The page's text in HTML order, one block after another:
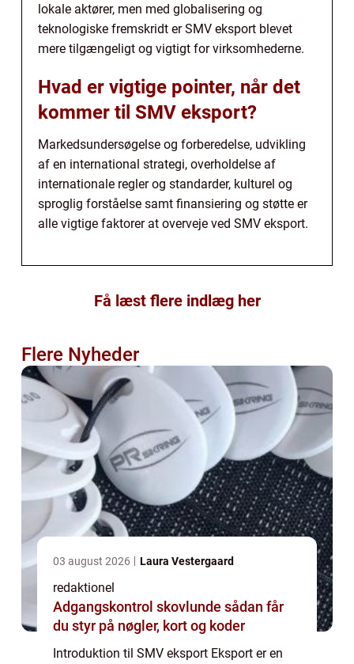
lokale aktører, men med globalisering og
teknologiske fremskridt er SMV eksport blevet
mere tilgængeligt og vigtigt for virksomhederne.
Hvad er vigtige pointer, når det
kommer til SMV eksport?
Markedsundersøgelse og forberedelse, udvikling
af en international strategi, overholdelse af
internationale regler og standarder, kulturel og
sproglig forståelse samt finansiering og støtte er
alle vigtige faktorer at overveje ved SMV eksport.
Få læst flere indlæg her
Flere Nyheder
03 august 2026 Laura Vestergaard
redaktionel
Adgangskontrol skovlunde sådan får
du styr på nøgler, kort og koder
Introduktion til SMV eksport Eksport er en